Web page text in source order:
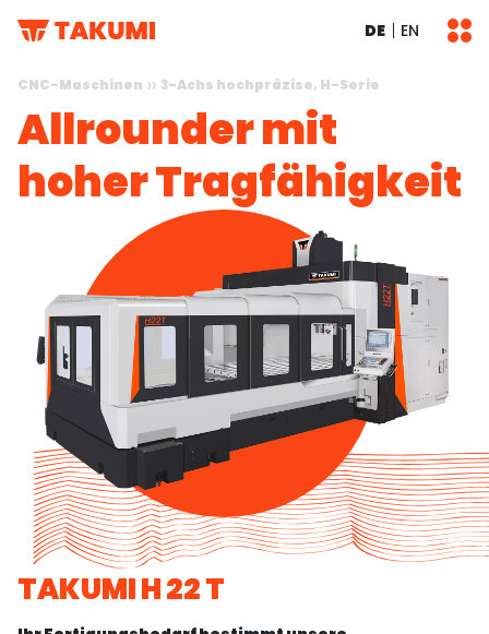
DE EN
CNC-Maschinen 3-Achs hochpräzise, H-Serie
Allrounder mit
hoher Tragfähigkeit
TAKUMI H 22 T